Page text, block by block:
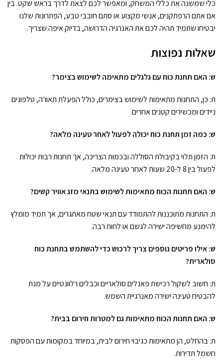
כלי שמשנה את כללי המשחק, ומאפשר לכם לצאת לדרך בראש שקט. בין
אם אתם הרפתקנים, אנשי מקצוע או סתם חובבי טבע, הפתרונות שלנו
יבטיחו שתמיד תהיה לכם את האנרגיה הדרושה, בדיוק איפה שצריך.
שאלות נפוצות
ש: האם תחנת כוח עם גלגלים מתאימה לשימוש בצימר?
ת: כן, התחנות מתאימות לשימוש בצימרים, כולל הפעלת תאורה, טלפונים
ניידים ומכשירים קטנים אחרים.
ש: כמה זמן תחנת כוח יכולה לפעול לאחר טעינה מלאה?
ת: הזמן תלוי בקיבולת הסוללה ובכמות הצריכה, אך תחנות רבות יכולות
לפעול בין 8 ל-20 שעות לאחר טעינה מלאה.
ש: האם תחנות הכוח מתאימות לשימוש בתנאי מזג אוויר קשים?
ת: התחנות מתוכננות להתמודד עם תנאי שטח מאתגרים, אך תמיד מומלץ
להימנע מחשיפה ישירה לגשם או לחות רבה.
ש: אילו פריטים נוספים צריך לרכוש כדי להשתמש בתחנת כוח
סולארית?
ת: חשוב לשקול רכישת פאנלים סולאריים וכבלים רלוונטיים על מנת
להבטיח טעינה ישירה מאנרגיית השמש.
ש: האם תחנות הכוח מתאימות גם למטרות חירום בבית?
ת: בהחלט, הן מתאימות כגיבוי חירום לבית, במיוחד במקומות עם הפסקות
חשמל תדירות.